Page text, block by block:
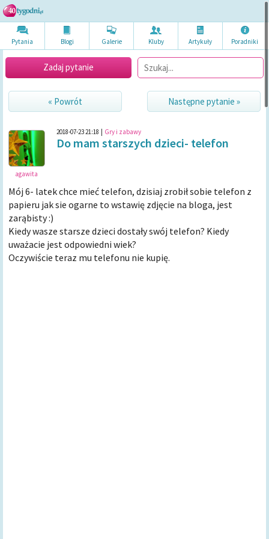
Pytania Blogi Galerie Kluby Artykuły Poradniki
Zadaj pytanie
« Powrót Następne pytanie »
agawita
2018-07-23 21:18 Gry i zabawy
Do mam starszych dzieci- telefon
Mój 6- latek chce mieć telefon, dzisiaj zrobił sobie telefon z
papieru jak sie ogarne to wstawię zdjęcie na bloga, jest
zarąbisty :)
Kiedy wasze starsze dzieci dostały swój telefon? Kiedy
uważacie jest odpowiedni wiek?
Oczywiście teraz mu telefonu nie kupię.